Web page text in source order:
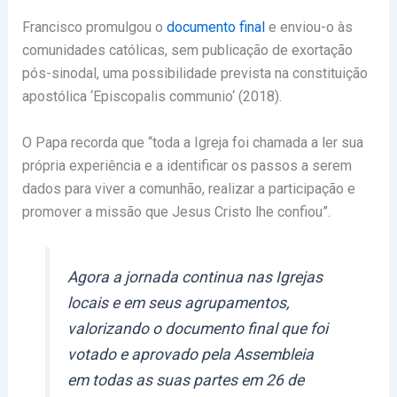
Francisco promulgou o documento finale enviou-o às
comunidades católicas, sem publicação de exortação
pós-sinodal, uma possibilidade prevista na constituição
apostólica ‘Episcopalis communio‘ (2018).
O Papa recorda que “toda a Igreja foi chamada a ler sua
própria experiência e a identificar os passos a serem
dados para viver a comunhão, realizar a participação e
promover a missão que Jesus Cristo lhe confiou”.
Agora a jornada continua nas Igrejas
locais e em seus agrupamentos,
valorizando o documento final que foi
votado e aprovado pela Assembleia
em todas as suas partes em 26 de